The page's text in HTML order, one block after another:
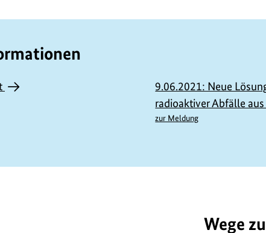
9.06.2021: Neue
radioaktiver Abfälle
zur Meldung
Wege